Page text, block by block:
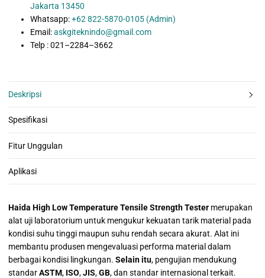
Jakarta 13450
Whatsapp: +62 822-5870-0105 (Admin)
Email:askgiteknindo@gmail.com
Telp : 021–2284–3662
Deskripsi
Spesifikasi
Fitur Unggulan
Aplikasi
Haida High Low Temperature Tensile Strength Tester merupakan
alat uji laboratorium untuk mengukur kekuatan tarik material pada
kondisi suhu tinggi maupun suhu rendah secara akurat. Alat ini
membantu produsen mengevaluasi performa material dalam
berbagai kondisi lingkungan. Selain itu, pengujian mendukung
standarASTM, ISO,JIS,GB, dan standar internasional terkait.